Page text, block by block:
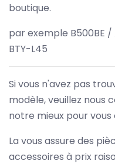
boutique.
par exemple B500BE
BTY-L45
Si vous n'avez pas
modèle, veuillez nous
notre mieux pour vous
La vous assure des
accessoires à prix